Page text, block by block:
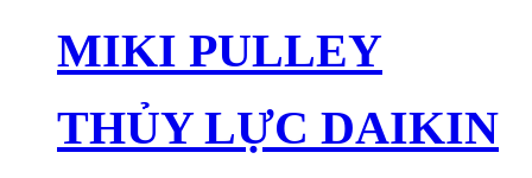
MIKI PULLEY
THỦY LỰC DAIKIN